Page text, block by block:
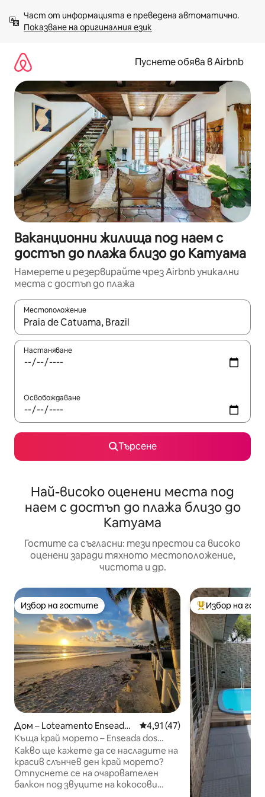
към
съдържанието
Показване на оригиналния език
Пуснете обява в Airbnb
Ваканционни жилища под наем с
достъп до плажа близо до Катуама
Намерете и резервирайте чрез Airbnb уникални
места с достъп до плажа
Местоположение
Когато резултатите се покажат, използвайте
Настаняване
Освобождаване
Търсене
Най-високо оценени места под
наем с достъп до плажа близо до
Катуама
Гостите са съгласни: тези престои са високо
оценени заради тяхното местоположение,
чистота и др.
Избор на гостите
Избор на гостите
Дом – Loteamento Enseada
dos Golfinhos
Средна оценка: 4,91 от 5,
4,91 (47)
Къща край морето – Enseada dos
Golfinhos
Какво ще кажете да се насладите на
красив слънчев ден край морето?
Отпуснете се на очарователен
балкон под звуците на кокосови
Най-популярен
Избор на